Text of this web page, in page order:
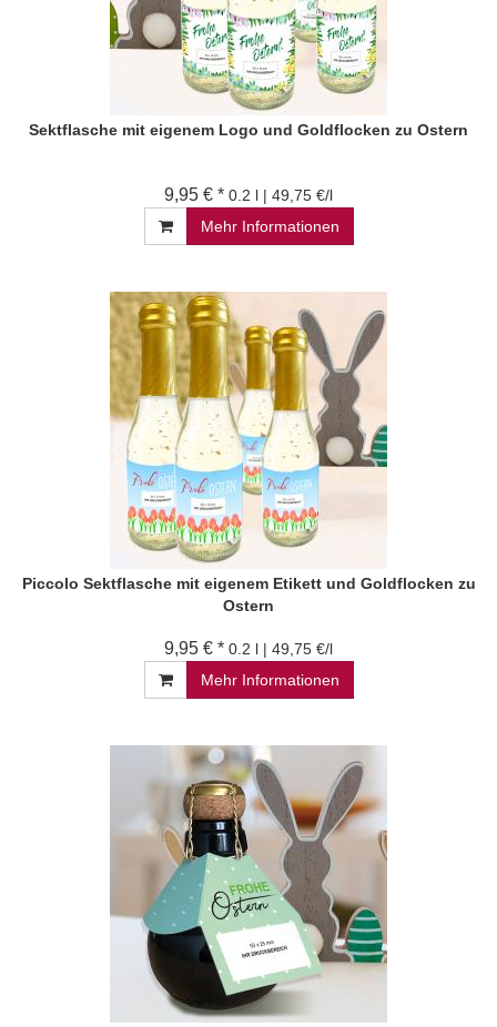
Sektflasche mit eigenem Logo und Goldflocken zu Ostern
9,95 € * 0.2 l | 49,75 €/l
Mehr Informationen
Piccolo Sektflasche mit eigenem Etikett und Goldflocken zu
Ostern
9,95 € * 0.2 l | 49,75 €/l
Mehr Informationen